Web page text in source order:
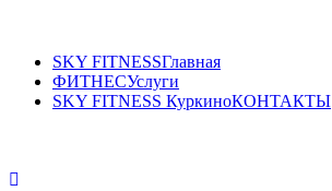
SKY FITNESSГлавная
ФИТНЕСУслуги
SKY FITNESS КуркиноКОНТАКТЫ